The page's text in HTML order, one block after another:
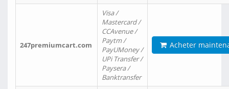
247premiumcart.com
Visa /
Mastercard /
CCAvenue /
Paytm /
PayUMoney /
UPi Transfer /
Paysera /
Banktransfer
Acheter